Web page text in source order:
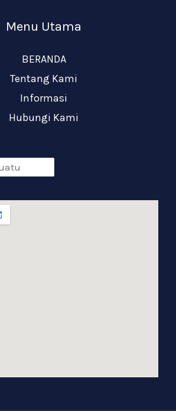
Menu Utama
BERANDA
Tentang Kami
Informasi
Hubungi Kami